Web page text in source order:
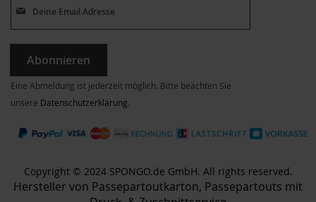
Abonnieren
Eine Abmeldung ist jederzeit möglich. Bitte beachten Sie
unsere Datenschutzerklärung.
Copyright © 2024 SPONGO.de GmbH. All rights reserved.
Hersteller von Passepartoutkarton, Passepartouts mit